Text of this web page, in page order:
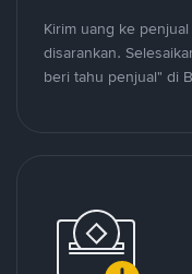
Kirim uang ke
disarankan.
beri tahu penjual" di